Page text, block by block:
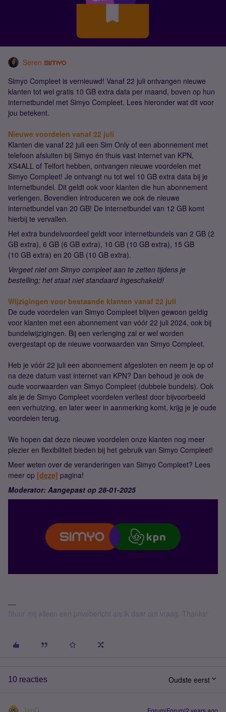
Seren
Simyo Compleet is vernieuwd! Vanaf 22 juli ontvangen nieuwe
klanten tot wel gratis 10 GB extra data per maand, boven op hun
internetbundel met Simyo Compleet. Lees hieronder wat dit voor
jou betekent.
Nieuwe voordelen vanaf 22 juli
Klanten die vanaf 22 juli een Sim Only of een abonnement met
telefoon afsluiten bij Simyo én thuis vast internet van KPN,
XS4ALL of Telfort hebben, ontvangen nieuwe voordelen met
Simyo Compleet! Je ontvangt nu tot wel 10 GB extra data bij je
internetbundel. Dit geldt ook voor klanten die hun abonnement
verlengen. Bovendien introduceren we ook de nieuwe
internetbundel van 20 GB! De internetbundel van 12 GB komt
hierbij te vervallen.
Het extra bundelvoordeel geldt voor internetbundels van 2 GB (2
GB extra), 6 GB (6 GB extra), 10 GB (10 GB extra), 15 GB
(10 GB extra) en 20 GB (10 GB extra).
Vergeet niet om Simyo compleet aan te zetten tijdens je
bestelling; het staat niet standaard ingeschakeld!
Wijzigingen voor bestaande klanten vanaf 22 juli
De oude voordelen van Simyo Compleet blijven gewoon geldig
voor klanten met een abonnement van vóór 22 juli 2024, ook bij
bundelwijzigingen. Bij een verlenging zal er wel worden
overgestapt op de nieuwe voorwaarden van Simyo Compleet.
Heb je vóór 22 juli een abonnement afgesloten en neem je op of
na deze datum vast internet van KPN? Dan behoud je ook de
oude voorwaarden van Simyo Compleet (dubbele bundels). Ook
als je de Simyo Compleet voordelen verliest door bijvoorbeeld
een verhuizing, en later weer in aanmerking komt, krijg je je oude
voordelen terug.
We hopen dat deze nieuwe voordelen onze klanten nog meer
plezier en flexibiliteit bieden bij het gebruik van Simyo Compleet!
Meer weten over de veranderingen van Simyo Compleet? Lees
meer op [deze] pagina!
Moderator: Aangepast op 28-01-2025
Stuur mij alleen een privébericht als ik daar om vraag. Thanks!
10 reacties Oudste eerst
Forum|Forum|2 years ago